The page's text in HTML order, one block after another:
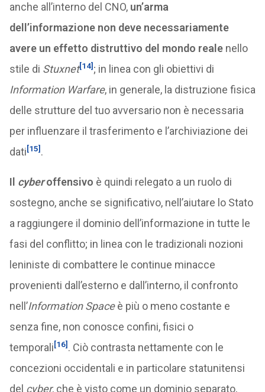
anche all’interno del CNO, un’arma
dell’informazione non deve necessariamente
avere un effetto distruttivo del mondo realenello
stile di Stuxnet[14] ; in linea con gli obiettivi di
Information Warfare, in generale, la distruzione fisica
delle strutture del tuo avversario non è necessaria
per influenzare il trasferimento e l’archiviazione dei
dati[15] .
Il cyberoffensivo è quindi relegato a un ruolo di
sostegno, anche se significativo, nell’aiutare lo Stato
a raggiungere il dominio dell’informazione in tutte le
fasi del conflitto; in linea con le tradizionali nozioni
leniniste di combattere le continue minacce
provenienti dall’esterno e dall’interno, il confronto
nell’Information Spaceè più o meno costante e
senza fine, non conosce confini, fisici o
temporali[16] . Ciò contrasta nettamente con le
concezioni occidentali e in particolare statunitensi
del cyber, che è visto come un dominio separato,